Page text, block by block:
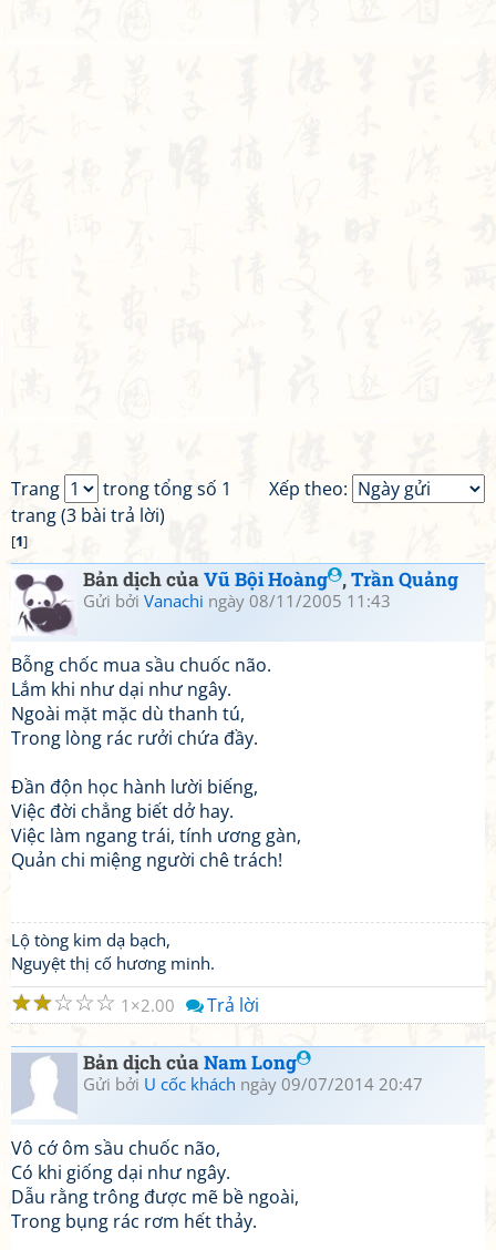
Xếp theo:
Trang
trong tổng số 1
trang (3 bài trả lời)
[1]
Bản dịch củaVũ Bội Hoàng ,Trần Quảng
Gửi bởi Vanachi ngày 08/11/2005 11:43
Bỗng chốc mua sầu chuốc não.
Lắm khi như dại như ngây.
Ngoài mặt mặc dù thanh tú,
Trong lòng rác rưởi chứa đầy.
Đần độn học hành lười biếng,
Việc đời chẳng biết dở hay.
Việc làm ngang trái, tính ương gàn,
Quản chi miệng người chê trách!
Lộ tòng kim dạ bạch,
Nguyệt thị cố hương minh.
☆
☆
☆
☆
☆ 1 2.00 Trả lời
Bản dịch củaNam Long
Gửi bởi U cốc khách ngày 09/07/2014 20:47
Vô cớ ôm sầu chuốc não,
Có khi giống dại như ngây.
Dẫu rằng trông được mẽ bề ngoài,
Trong bụng rác rơm hết thảy.